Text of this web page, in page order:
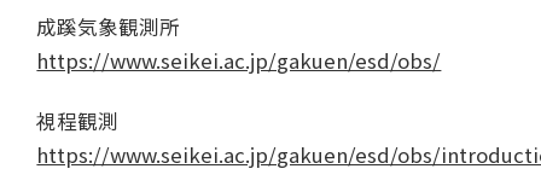
成蹊気象観測所
https://www.seikei.ac.jp/gakuen/esd/obs/
視程観測
https://www.seikei.ac.jp/gakuen/esd/obs/